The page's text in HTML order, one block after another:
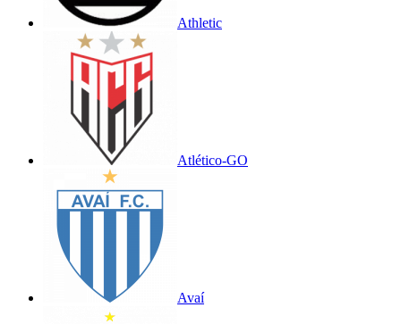
Athletic
Atlético-GO
Avaí